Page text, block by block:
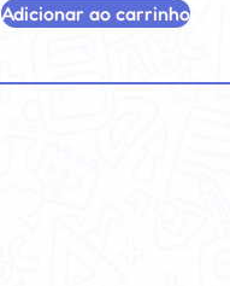
Adicionar ao carrinho